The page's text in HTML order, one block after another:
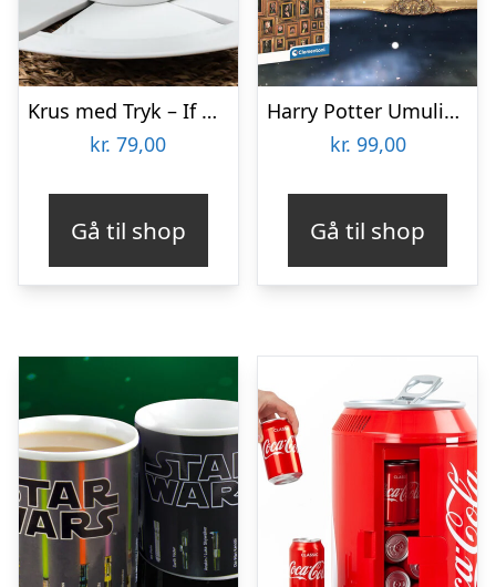
Krus med Tryk – If Dad Can’t Fix It
kr. 79,00
Gå til shop
Harry Potter Umulig Puslespil
kr. 99,00
Gå til shop